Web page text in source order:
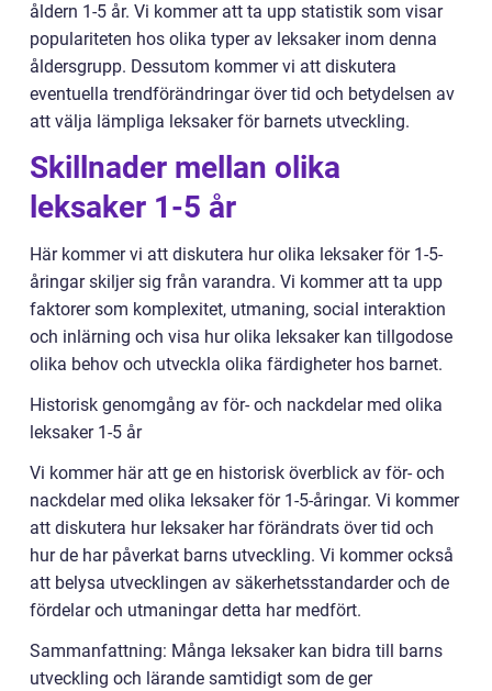
åldern 1-5 år. Vi kommer att ta upp statistik som visar
populariteten hos olika typer av leksaker inom denna
åldersgrupp. Dessutom kommer vi att diskutera
eventuella trendförändringar över tid och betydelsen av
att välja lämpliga leksaker för barnets utveckling.
Skillnader mellan olika
leksaker 1-5 år
Här kommer vi att diskutera hur olika leksaker för 1-5-
åringar skiljer sig från varandra. Vi kommer att ta upp
faktorer som komplexitet, utmaning, social interaktion
och inlärning och visa hur olika leksaker kan tillgodose
olika behov och utveckla olika färdigheter hos barnet.
Historisk genomgång av för- och nackdelar med olika
leksaker 1-5 år
Vi kommer här att ge en historisk överblick av för- och
nackdelar med olika leksaker för 1-5-åringar. Vi kommer
att diskutera hur leksaker har förändrats över tid och
hur de har påverkat barns utveckling. Vi kommer också
att belysa utvecklingen av säkerhetsstandarder och de
fördelar och utmaningar detta har medfört.
Sammanfattning: Många leksaker kan bidra till barns
utveckling och lärande samtidigt som de ger